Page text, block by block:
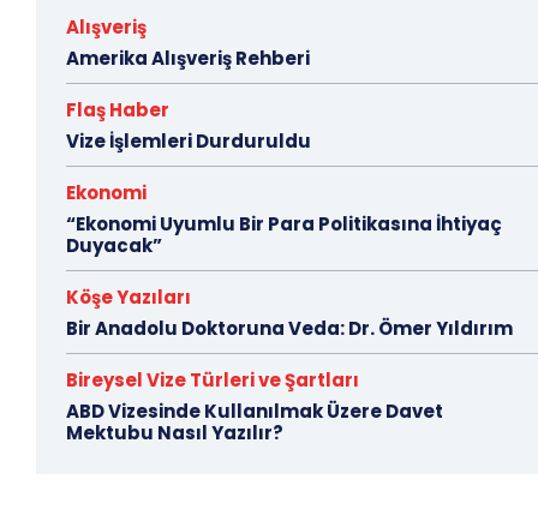
Alışveriş
Amerika Alışveriş Rehberi
Flaş Haber
Vize İşlemleri Durduruldu
Ekonomi
“Ekonomi Uyumlu Bir Para Politikasına İhtiyaç
Duyacak”
Köşe Yazıları
Bir Anadolu Doktoruna Veda: Dr. Ömer Yıldırım
Bireysel Vize Türleri ve Şartları
ABD Vizesinde Kullanılmak Üzere Davet
Mektubu Nasıl Yazılır?